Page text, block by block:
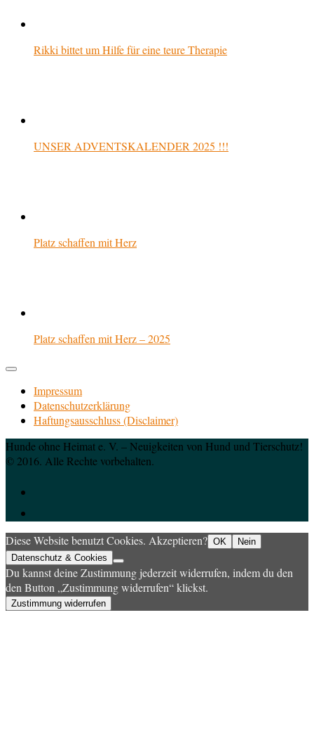
Rikki bittet um Hilfe für eine teure Therapie
UNSER ADVENTSKALENDER 2025 !!!
Platz schaffen mit Herz
Platz schaffen mit Herz – 2025
Impressum
Datenschutzerklärung
Haftungsausschluss (Disclaimer)
Hunde ohne Heimat e. V. – Neuigkeiten von Hund und Tierschutz!
© 2016. Alle Rechte vorbehalten.
Diese Website benutzt Cookies. Akzeptieren? OK
Nein
Datenschutz & Cookies
Du kannst deine Zustimmung jederzeit widerrufen, indem du den
den Button „Zustimmung widerrufen“ klickst.
Zustimmung widerrufen